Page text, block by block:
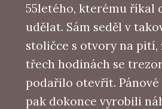
55letého, kterému říkal
udělat. Sám seděl v
stoličce s otvory na pití,
třech hodinách se
podařilo otevřít. Pánové
pak dokonce vyrobili